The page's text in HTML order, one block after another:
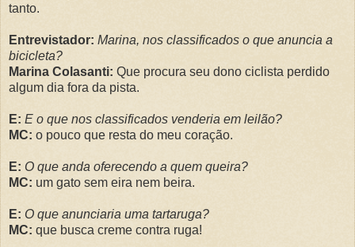
tanto.
Entrevistador: Marina, nos classificados o que anuncia a
bicicleta?
Marina Colasanti: Que procura seu dono ciclista perdido
algum dia fora da pista.
E: E o que nos classificados venderia em leilão?
MC: o pouco que resta do meu coração.
E: O que anda oferecendo a quem queira?
MC: um gato sem eira nem beira.
E: O que anunciaria uma tartaruga?
MC: que busca creme contra ruga!